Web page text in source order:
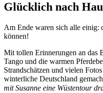
Glücklich nach
Am Ende waren sich alle einig:
können!
Mit tollen Erinnerungen an das
Tango und die warmen
Strandschätzen und vielen
winterliche Deutschland
mit Susanne eine Wüstentour